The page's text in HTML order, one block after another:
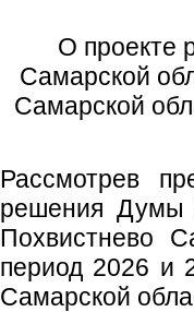
О проекте
Самарской
Самарской
Рассмотрев
решения Думы
Похвистнево
период 2026 и
Самарской